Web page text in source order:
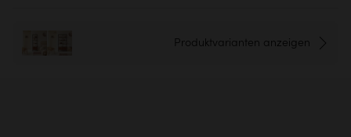
Produktvarianten anzeigen